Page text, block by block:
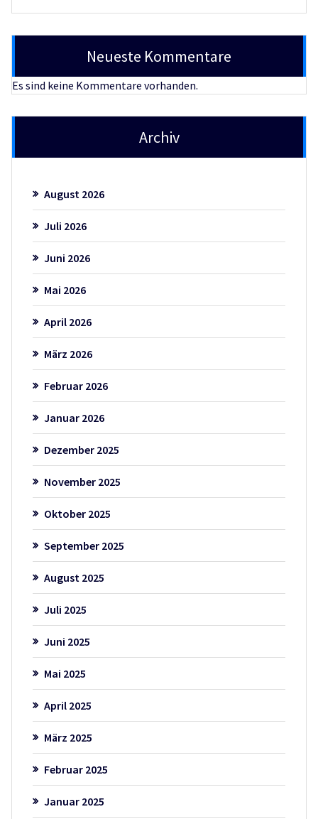
Neueste Kommentare
Es sind keine Kommentare vorhanden.
Archiv
August 2026
Juli 2026
Juni 2026
Mai 2026
April 2026
März 2026
Februar 2026
Januar 2026
Dezember 2025
November 2025
Oktober 2025
September 2025
August 2025
Juli 2025
Juni 2025
Mai 2025
April 2025
März 2025
Februar 2025
Januar 2025